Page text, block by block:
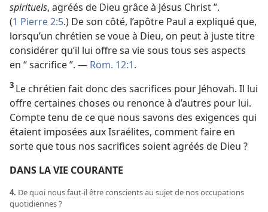
spirituels, agréés de Dieu grâce à Jésus Christ ”.
(1 Pierre 2:5.) De son côté, l’apôtre Paul a expliqué que,
lorsqu’un chrétien se voue à Dieu, on peut à juste titre
considérer qu’il lui offre sa vie sous tous ses aspects
en “ sacrifice ”. — Rom. 12:1.
3 Le chrétien fait donc des sacrifices pour Jéhovah. Il lui
offre certaines choses ou renonce à d’autres pour lui.
Compte tenu de ce que nous savons des exigences qui
étaient imposées aux Israélites, comment faire en
sorte que tous nos sacrifices soient agréés de Dieu ?
DANS LA VIE COURANTE
4. De quoi nous faut-​il être conscients au sujet de nos occupations
quotidiennes ?